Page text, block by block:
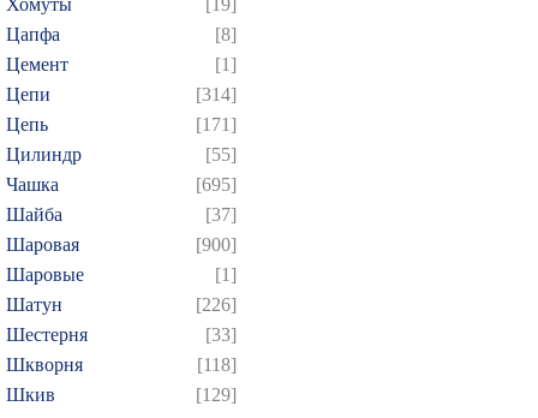
Хомуты
[19]
Цапфа
[8]
Цемент
[1]
Цепи
[314]
Цепь
[171]
Цилиндр
[55]
Чашка
[695]
Шайба
[37]
Шаровая
[900]
Шаровые
[1]
Шатун
[226]
Шестерня
[33]
Шкворня
[118]
Шкив
[129]